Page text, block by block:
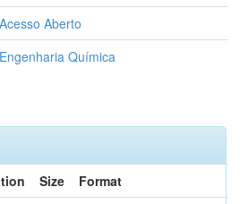
Acesso Aberto
Engenharia Química
Size
Format